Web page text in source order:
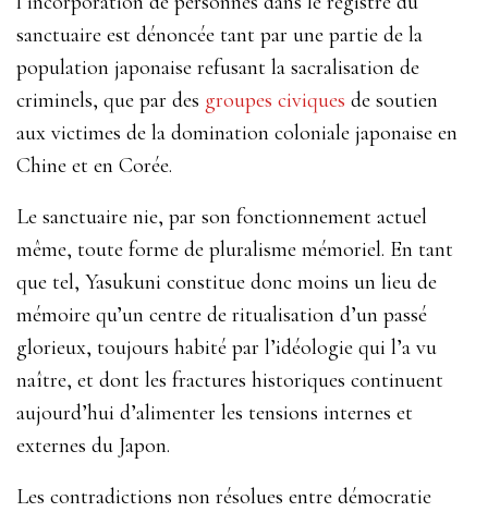
sanctuaire est dénoncée tant par une partie de la
population japonaise refusant la sacralisation de
criminels, que par des groupes civiques de soutien
aux victimes de la domination coloniale japonaise en
Chine et en Corée.
Le sanctuaire nie, par son fonctionnement actuel
même, toute forme de pluralisme mémoriel. En tant
que tel, Yasukuni constitue donc moins un lieu de
mémoire qu’un centre de ritualisation d’un passé
glorieux, toujours habité par l’idéologie qui l’a vu
naître, et dont les fractures historiques continuent
aujourd’hui d’alimenter les tensions internes et
externes du Japon.
Les contradictions non résolues entre démocratie